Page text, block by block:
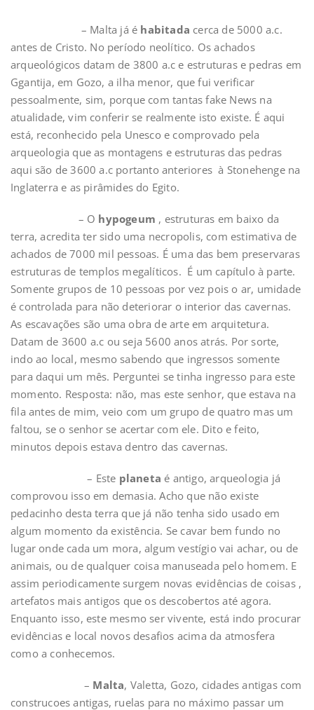
– Malta já é habitada cerca de 5000 a.c.
antes de Cristo. No período neolítico. Os achados
arqueológicos datam de 3800 a.c e estruturas e pedras em
Ggantija, em Gozo, a ilha menor, que fui verificar
pessoalmente, sim, porque com tantas fake News na
atualidade, vim conferir se realmente isto existe. É aqui
está, reconhecido pela Unesco e comprovado pela
arqueologia que as montagens e estruturas das pedras
aqui são de 3600 a.c portanto anteriores à Stonehenge na
Inglaterra e as pirâmides do Egito.
– O hypogeum , estruturas em baixo da
terra, acredita ter sido uma necropolis, com estimativa de
achados de 7000 mil pessoas. É uma das bem preservaras
estruturas de templos megalíticos. É um capítulo à parte.
Somente grupos de 10 pessoas por vez pois o ar, umidade
é controlada para não deteriorar o interior das cavernas.
As escavações são uma obra de arte em arquitetura.
Datam de 3600 a.c ou seja 5600 anos atrás. Por sorte,
indo ao local, mesmo sabendo que ingressos somente
para daqui um mês. Perguntei se tinha ingresso para este
momento. Resposta: não, mas este senhor, que estava na
fila antes de mim, veio com um grupo de quatro mas um
faltou, se o senhor se acertar com ele. Dito e feito,
minutos depois estava dentro das cavernas.
– Este planeta é antigo, arqueologia já
comprovou isso em demasia. Acho que não existe
pedacinho desta terra que já não tenha sido usado em
algum momento da existência. Se cavar bem fundo no
lugar onde cada um mora, algum vestígio vai achar, ou de
animais, ou de qualquer coisa manuseada pelo homem. E
assim periodicamente surgem novas evidências de coisas ,
artefatos mais antigos que os descobertos até agora.
Enquanto isso, este mesmo ser vivente, está indo procurar
evidências e local novos desafios acima da atmosfera
como a conhecemos.
– Malta, Valetta, Gozo, cidades antigas com
construcoes antigas, ruelas para no máximo passar um